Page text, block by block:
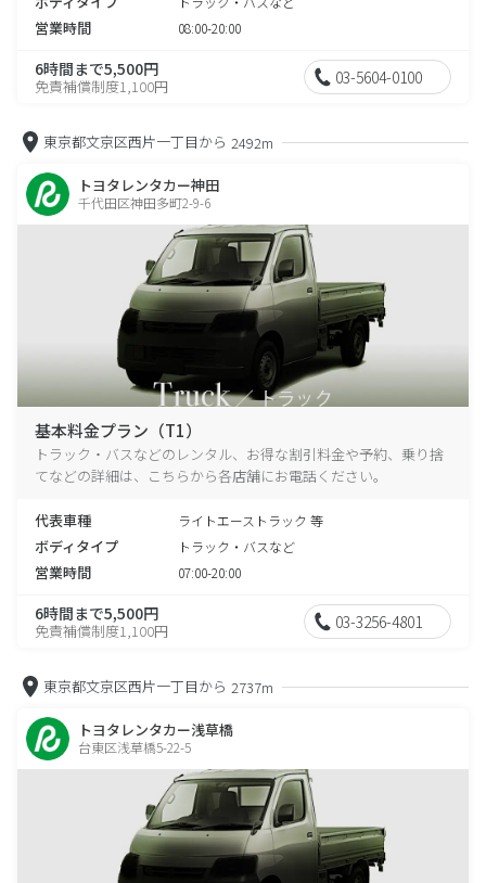
営業時間 08:00-20:00
6時間まで5,500円
免責補償制度1,100円 03-5604-0100
東京都文京区西片一丁目から 2492m
トヨタレンタカー神田
千代田区神田多町2-9-6
基本料金プラン（T1）
トラック・バスなどのレンタル、お得な割引料金や予約、乗り捨
てなどの詳細は、こちらから各店舗にお電話ください。
代表車種 ライトエーストラック 等
ボディタイプ トラック・バスなど
営業時間 07:00-20:00
6時間まで5,500円
免責補償制度1,100円 03-3256-4801
東京都文京区西片一丁目から 2737m
トヨタレンタカー浅草橋
台東区浅草橋5-22-5